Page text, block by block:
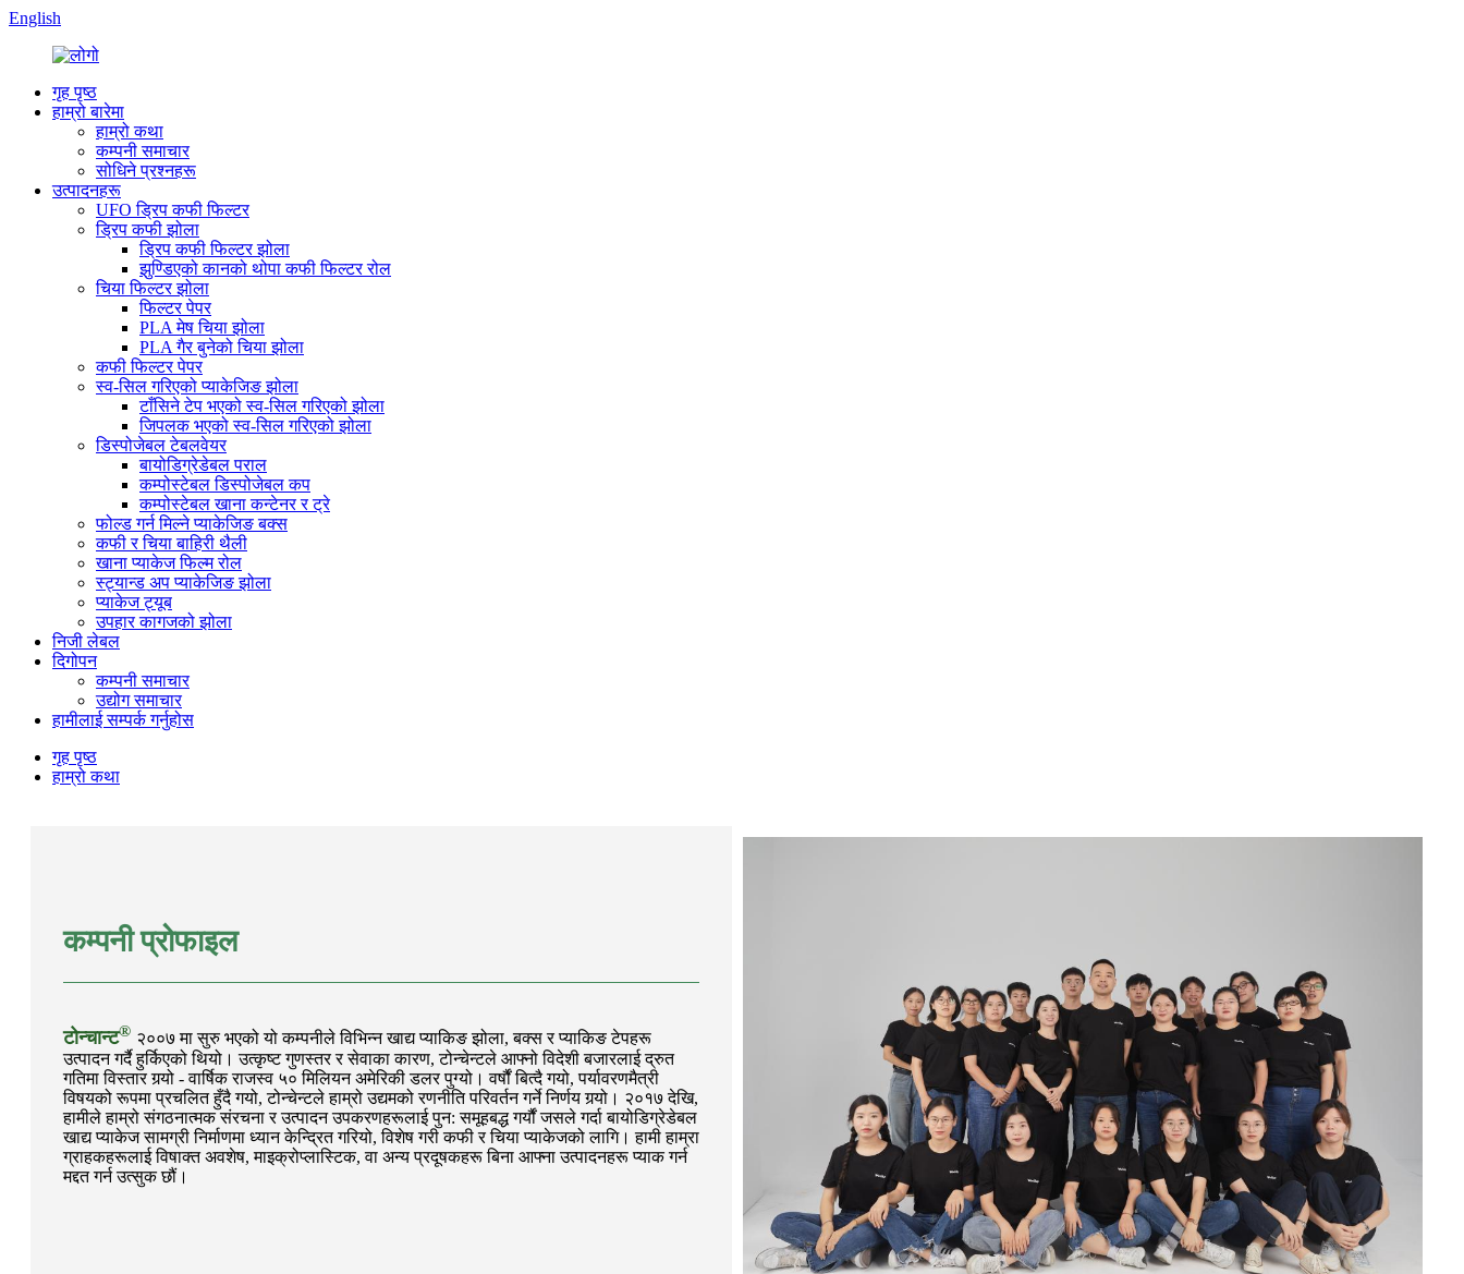
English
गृह पृष्ठ
हाम्रो बारेमा
हाम्रो कथा
कम्पनी समाचार
सोधिने प्रश्नहरू
उत्पादनहरू
UFO ड्रिप कफी फिल्टर
ड्रिप कफी झोला
ड्रिप कफी फिल्टर झोला
झुण्डिएको कानको थोपा कफी फिल्टर रोल
चिया फिल्टर झोला
फिल्टर पेपर
PLA मेष चिया झोला
PLA गैर बुनेको चिया झोला
कफी फिल्टर पेपर
स्व-सिल गरिएको प्याकेजिङ झोला
टाँसिने टेप भएको स्व-सिल गरिएको झोला
जिपलक भएको स्व-सिल गरिएको झोला
डिस्पोजेबल टेबलवेयर
बायोडिग्रेडेबल पराल
कम्पोस्टेबल डिस्पोजेबल कप
कम्पोस्टेबल खाना कन्टेनर र ट्रे
फोल्ड गर्न मिल्ने प्याकेजिङ बक्स
कफी र चिया बाहिरी थैली
खाना प्याकेज फिल्म रोल
स्ट्यान्ड अप प्याकेजिङ झोला
प्याकेज ट्यूब
उपहार कागजको झोला
निजी लेबल
दिगोपन
कम्पनी समाचार
उद्योग समाचार
हामीलाई सम्पर्क गर्नुहोस
गृह पृष्ठ
हाम्रो कथा
कम्पनी प्रोफाइल
टोन्चान्ट® २००७ मा सुरु भएको यो कम्पनीले विभिन्न खाद्य प्याकिङ झोला, बक्स र प्याकिङ टेपहरू
उत्पादन गर्दै हुर्किएको थियो। उत्कृष्ट गुणस्तर र सेवाका कारण, टोन्चेन्टले आफ्नो विदेशी बजारलाई द्रुत
गतिमा विस्तार गर्‍यो - वार्षिक राजस्व ५० मिलियन अमेरिकी डलर पुग्यो। वर्षौं बित्दै गयो, पर्यावरणमैत्री
विषयको रूपमा प्रचलित हुँदै गयो, टोन्चेन्टले हाम्रो उद्यमको रणनीति परिवर्तन गर्ने निर्णय गर्‍यो। २०१७ देखि,
हामीले हाम्रो संगठनात्मक संरचना र उत्पादन उपकरणहरूलाई पुन: समूहबद्ध गर्यौं जसले गर्दा बायोडिग्रेडेबल
खाद्य प्याकेज सामग्री निर्माणमा ध्यान केन्द्रित गरियो, विशेष गरी कफी र चिया प्याकेजको लागि। हामी हाम्रा
ग्राहकहरूलाई विषाक्त अवशेष, माइक्रोप्लास्टिक, वा अन्य प्रदूषकहरू बिना आफ्ना उत्पादनहरू प्याक गर्न
मद्दत गर्न उत्सुक छौं।